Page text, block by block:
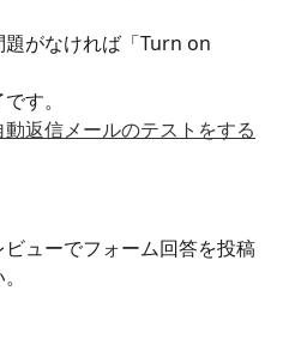
がなければ「Turn on
す。
ューでフォーム回答を投稿